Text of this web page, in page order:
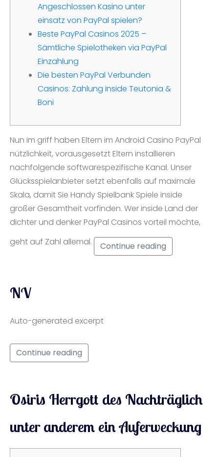
Angeschlossen Kasino unter
einsatz von PayPal spielen?
Beste PayPal Casinos 2025 –
Sämtliche Spielotheken via PayPal
Einzahlung
Die besten PayPal Verbunden
Casinos: Zahlung inside Teutonia &
Boni
Nun im griff haben Eltern im Android Casino PayPal
nützlichkeit, vorausgesetzt Eltern installieren
nachfolgende softwarespezifische Kanal. Unser
Glücksspielanbieter setzt ebenfalls auf maximale
Skala, damit Sie Handy Spielbank Spiele inside
großer Gesamtheit vorfinden. Wer inside Land der
dichter und denker PayPal Casinos vorteil möchte,
geht auf Zahl allemal.
Continue reading
NV
Auto-generated excerpt
Continue reading
Osiris Herrgott des Nachträglich
unter anderem ein Auferweckung